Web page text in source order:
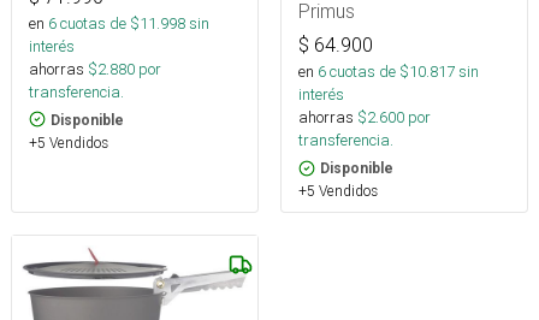
en 6cuotas de $11.998sin
interés
ahorras $2.880 por
transferencia.
Disponible
+5 Vendidos
Primus
$ 64.900
en 6cuotas de $10.817sin
interés
ahorras $2.600 por
transferencia.
Disponible
+5 Vendidos